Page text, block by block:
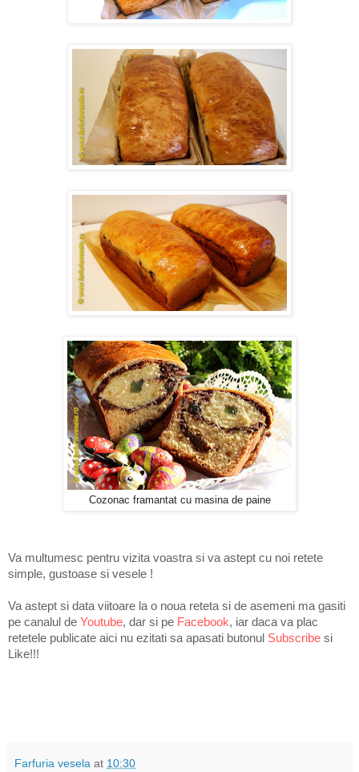
Cozonac framantat cu masina de paine
Va multumesc pentru vizita voastra si va astept cu noi retete
simple, gustoase si vesele !
Va astept si data viitoare la o noua reteta si de asemeni ma gasiti
pe canalul de Youtube, dar si pe Facebook, iar daca va plac
retetele publicate aici nu ezitati sa apasati butonul Subscribe si
Like!!!
Farfuria vesela at 10:30